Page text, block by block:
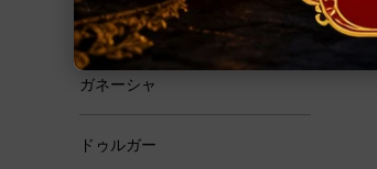
霊性
ガネーシャ
ドゥルガー